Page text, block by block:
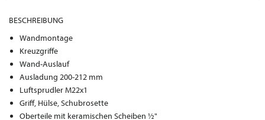
BESCHREIBUNG
Wandmontage
Kreuzgriffe
Wand-Auslauf
Ausladung 200-212 mm
Luftsprudler M22x1
Griff, Hülse, Schubrosette
Oberteile mit keramischen Scheiben ½"